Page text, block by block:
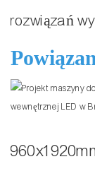
rozwiązań